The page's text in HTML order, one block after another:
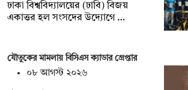
ঢাকা বিশ্ববিদ্যালয়ের (ঢাবি) বিজয়
একাত্তর হল সংসদের উদ্যোগে …
যৌতুকের মামলায় বিসিএস ক্যাডার গ্রেপ্তার
০৮ আগস্ট ২০২৬